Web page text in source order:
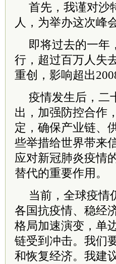
首先，我谨对沙
人，为举办这次峰
即将过去的一年
行，超过百万人失
重创，影响超出
疫情发生后，二
出，加强防控合作
定，确保产业链、
些举措给世界带来
应对新冠肺炎疫情
替代的重要作用。
当前，全球疫情
各国抗疫情、稳经
格局加速演变，单
链受到冲击。我们
和恢复经济。我建